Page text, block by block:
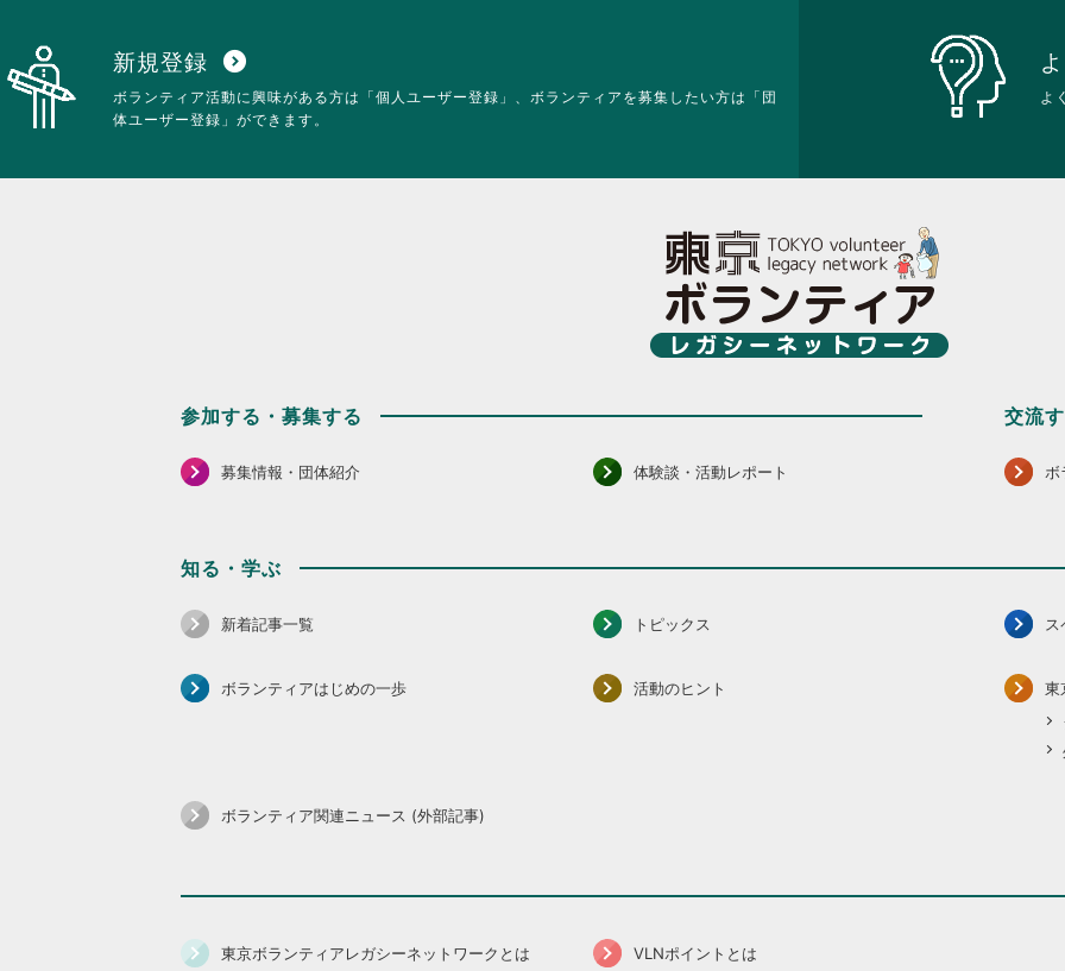
新規登録 expand_circle_down
ボランティア活動に興味がある方は「個人ユーザー登録」、ボランティアを募集したい方は「団
体ユーザー登録」ができます。
よ
参加する・募集する
募集情報・団体紹介 体験談・活動レポート
交流
ボ
知る・学ぶ
新着記事一覧 トピックス
ボランティアはじめの一歩 活動のヒント
東
ボランティア関連ニュース (外部記事)
東京ボランティアレガシーネットワークとは VLNポイントとは